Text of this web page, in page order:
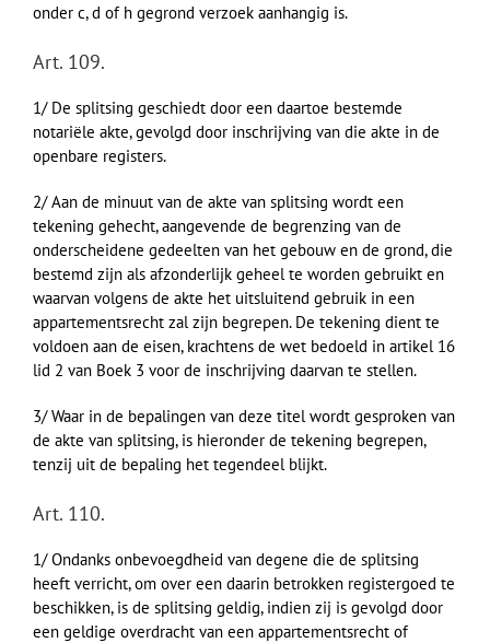
onder c, d of h gegrond verzoek aanhangig is.
Art. 109.
1/ De splitsing geschiedt door een daartoe bestemde
notariële akte, gevolgd door inschrijving van die akte in de
openbare registers.
2/ Aan de minuut van de akte van splitsing wordt een
tekening gehecht, aangevende de begrenzing van de
onderscheidene gedeelten van het gebouw en de grond, die
bestemd zijn als afzonderlijk geheel te worden gebruikt en
waarvan volgens de akte het uitsluitend gebruik in een
appartementsrecht zal zijn begrepen. De tekening dient te
voldoen aan de eisen, krachtens de wet bedoeld in artikel 16
lid 2 van Boek 3 voor de inschrijving daarvan te stellen.
3/ Waar in de bepalingen van deze titel wordt gesproken van
de akte van splitsing, is hieronder de tekening begrepen,
tenzij uit de bepaling het tegendeel blijkt.
Art. 110.
1/ Ondanks onbevoegdheid van degene die de splitsing
heeft verricht, om over een daarin betrokken registergoed te
beschikken, is de splitsing geldig, indien zij is gevolgd door
een geldige overdracht van een appartementsrecht of